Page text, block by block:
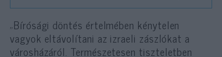
„Bírósági döntés értelmében kénytelen
vagyok eltávolítani az izraeli zászlókat a
városházáról. Természetesen tiszteletben